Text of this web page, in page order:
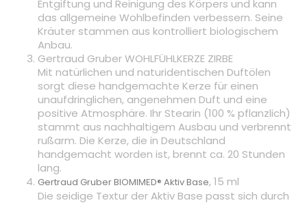
Entgiftung und Reinigung des Körpers und kann
das allgemeine Wohlbefinden verbessern. Seine
Kräuter stammen aus kontrolliert biologischem
Anbau.
Gertraud Gruber WOHLFÜHLKERZE ZIRBE
Mit natürlichen und naturidentischen Duftölen
sorgt diese handgemachte Kerze für einen
unaufdringlichen, angenehmen Duft und eine
positive Atmosphäre. Ihr Stearin (100 % pflanzlich)
stammt aus nachhaltigem Ausbau und verbrennt
rußarm. Die Kerze, die in Deutschland
handgemacht worden ist, brennt ca. 20 Stunden
lang.
Gertraud Gruber BIOMIMED® Aktiv Base, 15 ml
Die seidige Textur der Aktiv Base passt sich durch